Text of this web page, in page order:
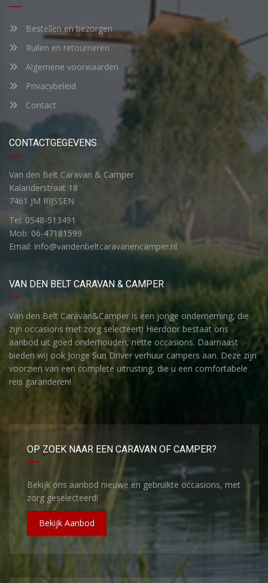
Bestellen en bezorgen
Ruilen en retourneren
Algemene voorwaarden
Privacybeleid
Contact
CONTACTGEGEVENS
Van den Belt Caravan & Camper
Kalanderstraat 18
7461 JM RIJSSEN
Tel: 0548-513491
Mob: 06-47181599
Email: info@vandenbeltcaravanencamper.nl
VAN DEN BELT CARAVAN & CAMPER
Van den Belt Caravan&Camper is een jonge onderneming, die
zijn occasions met zorg selecteert! Hierdoor bestaat ons
aanbod uit goed onderhouden, nette occasions. Daarnaast
bieden wij ook Jonge Sun Driver verhuur campers aan. Deze zijn
voorzien van een complete uitrusting, die u een comfortabele
reis garanderen!
OP ZOEK NAAR EEN CARAVAN OF CAMPER?
Bekijk ons aanbod nieuwe en gebruikte occasions, met
zorg geselecteerd!
Bekijk Aanbod